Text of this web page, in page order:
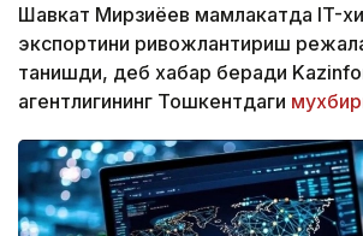
Шавкат Мирзиёев мамлакатда IT-
экспортини ривожлантириш
танишди, деб хабар беради
агентлигининг Тошкентдаги